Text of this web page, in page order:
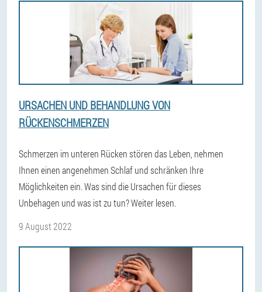
URSACHEN UND BEHANDLUNG VON
RÜCKENSCHMERZEN
Schmerzen im unteren Rücken stören das Leben, nehmen
Ihnen einen angenehmen Schlaf und schränken Ihre
Möglichkeiten ein. Was sind die Ursachen für dieses
Unbehagen und was ist zu tun? Weiter lesen.
9 August 2022